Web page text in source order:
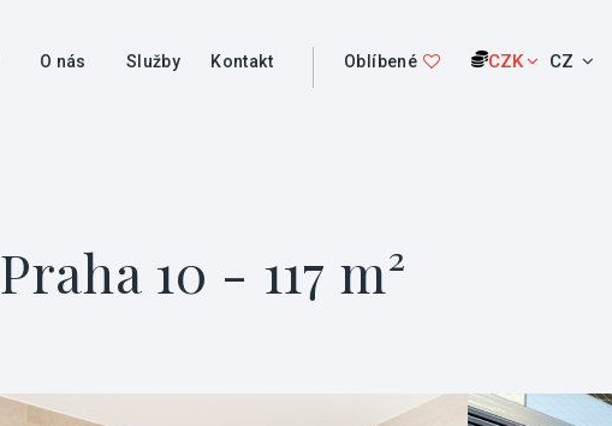
O nás Služby Kontakt Oblíbené CZK CZ
10 - 117 m²